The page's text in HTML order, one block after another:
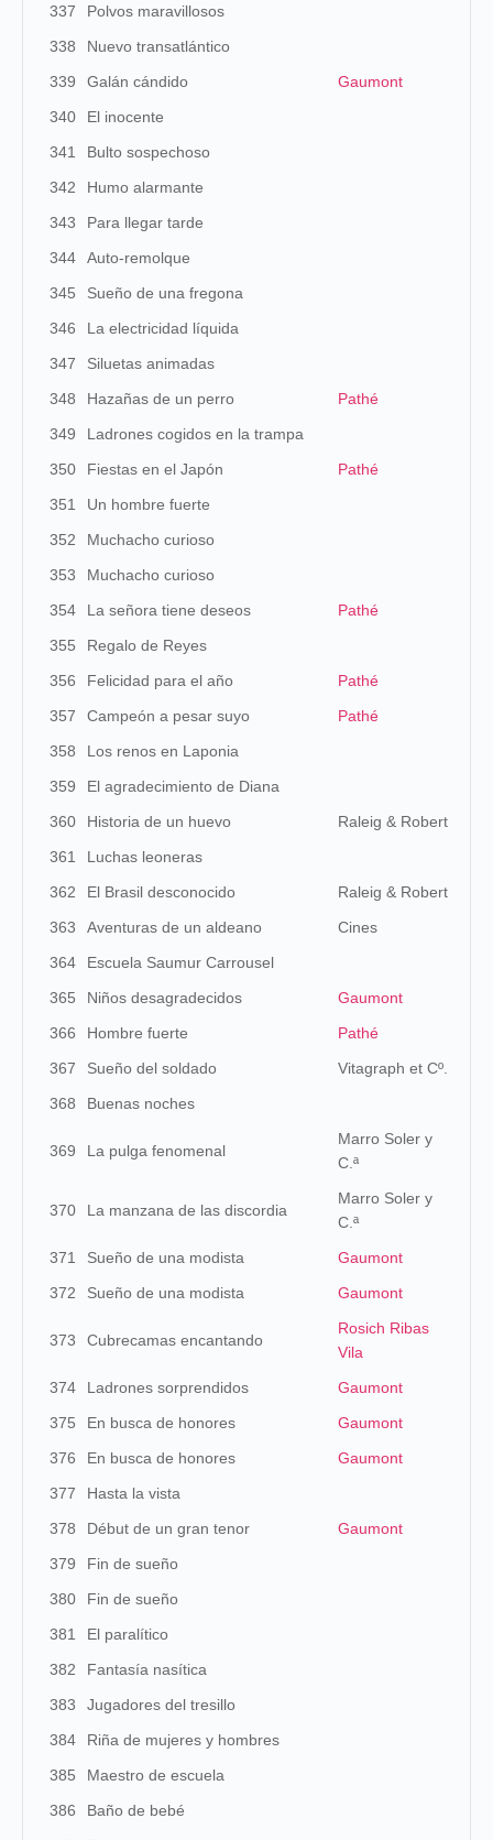
337
Polvos maravillosos
338
Nuevo transatlántico
339
Galán cándido
Gaumont
340
El inocente
341
Bulto sospechoso
342
Humo alarmante
343
Para llegar tarde
344
Auto-remolque
345
Sueño de una fregona
346
La electricidad líquida
347
Siluetas animadas
348
Hazañas de un perro
Pathé
349
Ladrones cogidos en la trampa
350
Fiestas en el Japón
Pathé
351
Un hombre fuerte
352
Muchacho curioso
353
Muchacho curioso
354
La señora tiene deseos
Pathé
355
Regalo de Reyes
356
Felicidad para el año
Pathé
357
Campeón a pesar suyo
Pathé
358
Los renos en Laponia
359
El agradecimiento de Diana
360
Historia de un huevo
Raleig & Robert
361
Luchas leoneras
362
El Brasil desconocido
Raleig & Robert
363
Aventuras de un aldeano
Cines
364
Escuela Saumur Carrousel
365
Niños desagradecidos
Gaumont
366
Hombre fuerte
Pathé
367
Sueño del soldado
Vitagraph et Cº.
368
Buenas noches
369 La pulga fenomenal
Marro Soler y
C.ª
370 La manzana de las discordia
Marro Soler y
C.ª
371
Sueño de una modista
Gaumont
372
Sueño de una modista Gaumont
373 Cubrecamas encantando
Rosich Ribas
Vila
374
Ladrones sorprendidos
Gaumont
375
En busca de honores
Gaumont
376
En busca de honores
Gaumont
377
Hasta la vista
378
Début de un gran tenor
Gaumont
379
Fin de sueño
380
Fin de sueño
381
El paralítico
382
Fantasía nasítica
383
Jugadores del tresillo
384
Riña de mujeres y hombres
385
Maestro de escuela
386
Baño de bebé